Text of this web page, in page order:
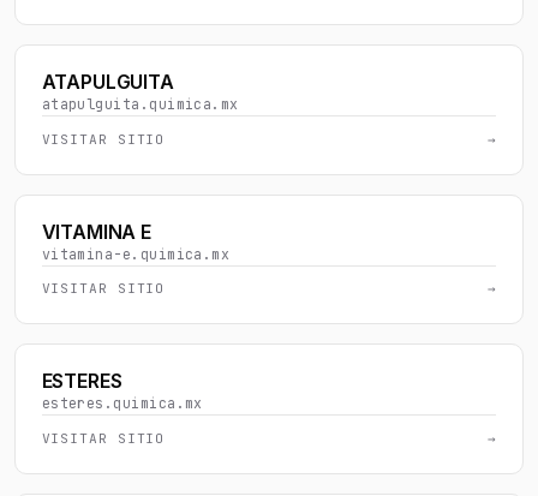
ATAPULGUITA
atapulguita.quimica.mx
VISITAR SITIO →
VITAMINA E
vitamina-e.quimica.mx
VISITAR SITIO →
ESTERES
esteres.quimica.mx
VISITAR SITIO →